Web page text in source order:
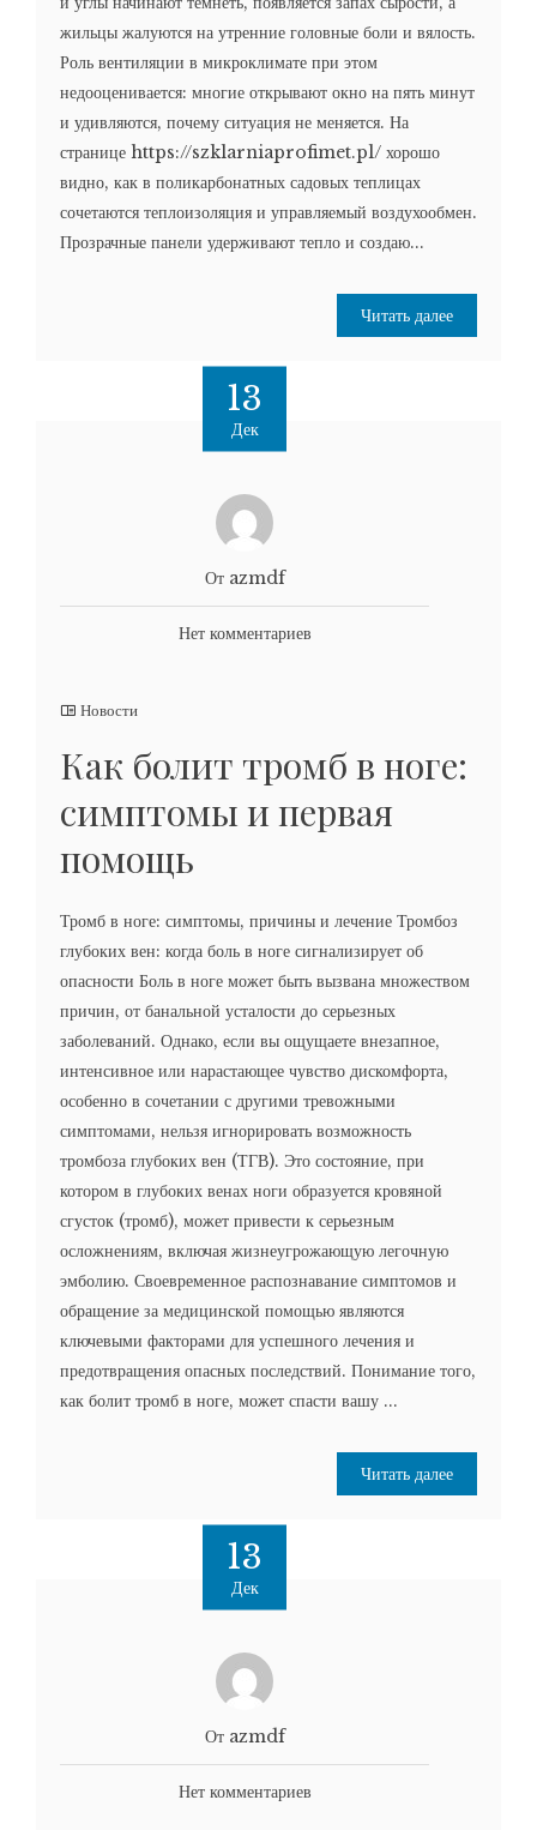
жильцы жалуются на утренние головные боли и вялость.
Роль вентиляции в микроклимате при этом
недооценивается: многие открывают окно на пять минут
и удивляются, почему ситуация не меняется. На
странице https://szklarniaprofimet.pl/ хорошо
видно, как в поликарбонатных садовых теплицах
сочетаются теплоизоляция и управляемый воздухообмен.
Прозрачные панели удерживают тепло и создаю...
Читать далее
13
Дек
От azmdf
Нет комментариев
Новости
Как болит тромб в ноге:
симптомы и первая
помощь
Тромб в ноге: симптомы, причины и лечение Тромбоз
глубоких вен: когда боль в ноге сигнализирует об
опасности Боль в ноге может быть вызвана множеством
причин, от банальной усталости до серьезных
заболеваний. Однако, если вы ощущаете внезапное,
интенсивное или нарастающее чувство дискомфорта,
особенно в сочетании с другими тревожными
симптомами, нельзя игнорировать возможность
тромбоза глубоких вен (ТГВ). Это состояние, при
котором в глубоких венах ноги образуется кровяной
сгусток (тромб), может привести к серьезным
осложнениям, включая жизнеугрожающую легочную
эмболию. Своевременное распознавание симптомов и
обращение за медицинской помощью являются
ключевыми факторами для успешного лечения и
предотвращения опасных последствий. Понимание того,
как болит тромб в ноге, может спасти вашу ...
Читать далее
13
Дек
От azmdf
Нет комментариев